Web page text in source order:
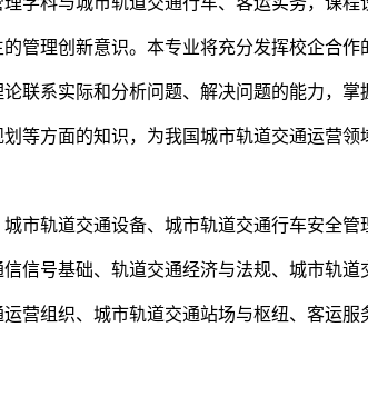
管理创新意识。本专业将充分发挥校企合
联系实际和分析问题、解决问题的能力，掌
等方面的知识，为我国城市轨道交通运营领
市轨道交通设备、城市轨道交通行车安全
信号基础、轨道交通经济与法规、城市轨
营组织、城市轨道交通站场与枢纽、客运